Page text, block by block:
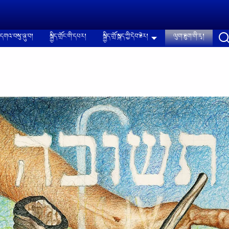
དགའ་བསུ་ཞུ་བ། སྐྱིད་གྲོང་གི་དཔར། སྐྱིད་གྲོ་སྐད་ཀྱི་དེབ་ཐེར། ལུག་ཐུག་གི་རྭ།